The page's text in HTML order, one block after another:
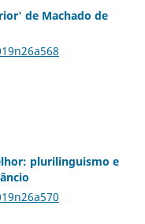
de Machado de
plurilinguismo e